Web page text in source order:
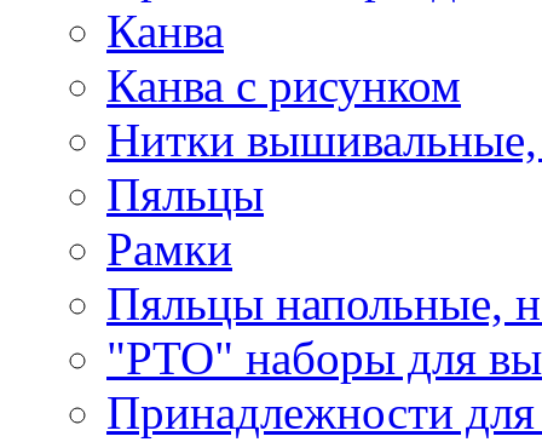
Канва
Канва с рисунком
Нитки
Пяльцы
Рамки
Пяльцы напольные,
"РТО" наборы для
Принадлежности